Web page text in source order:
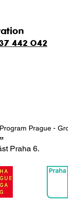
442 042
Prague -
Praha 6.